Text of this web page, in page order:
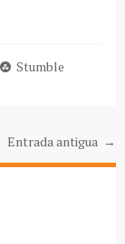
Stumble
Entrada antigua →